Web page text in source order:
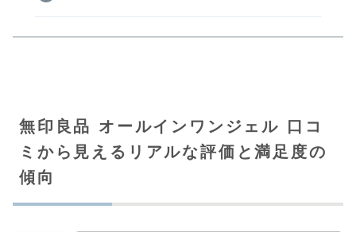
無印良品 オールインワンジェル 口コ
ミから見えるリアルな評価と満足度の
傾向